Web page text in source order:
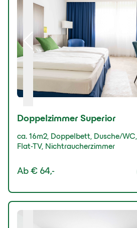
Doppelzimmer Superior
ca. 16m2, Doppelbett, Dusche/
Flat-TV, Nichtraucherzimmer
Ab € 64,-